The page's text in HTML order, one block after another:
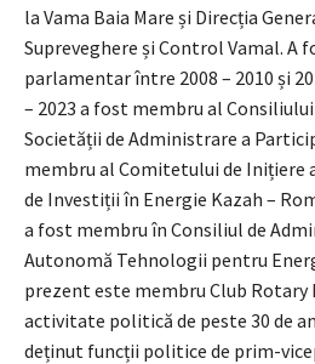
la Vama Baia Mare și Direcția
Supreveghere și Control Vamal. A
parlamentar între 2008 – 2010 și
– 2023 a fost membru al
Societății de Administrare a
membru al Comitetului de Inițiere
de Investiții în Energie Kazah –
a fost membru în Consiliul de
Autonomă Tehnologii pentru
prezent este membru Club Rotary
activitate politică de peste 30 de
deținut funcții politice de prim-